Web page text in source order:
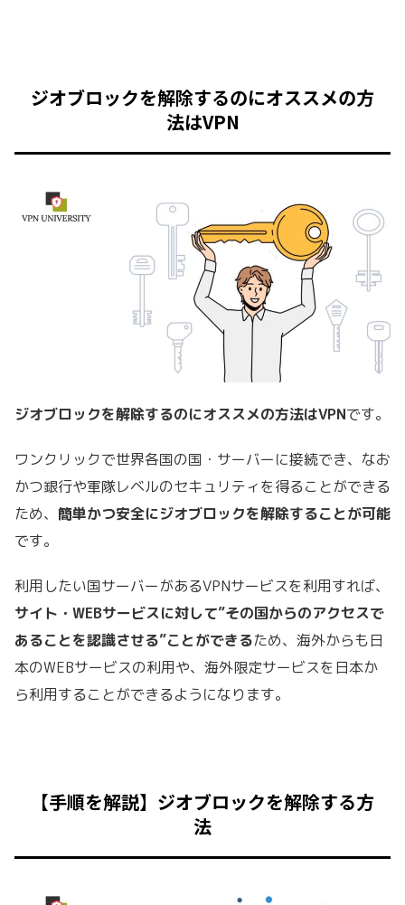
ジオブロックを解除するのにオススメの方
法はVPN
ジオブロックを解除するのにオススメの方法はVPNです。
ワンクリックで世界各国の国・サーバーに接続でき、なお
かつ銀行や軍隊レベルのセキュリティを得ることができる
ため、 簡単かつ安全にジオブロックを解除することが可能
です。
利用したい国サーバーがあるVPNサービスを利用すれば、
サイト・WEBサービスに対して”その国からのアクセスで
あることを認識させる”ことができるため、海外からも日
本のWEBサービスの利用や、海外限定サービスを日本か
ら利用することができるようになります。
【手順を解説】ジオブロックを解除する方
法